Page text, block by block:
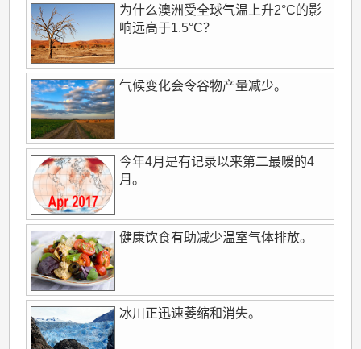
为什么澳洲受全球气温上升2°C的影
响远高于1.5°C？
气候变化会令谷物产量减少。
今年4月是有记录以来第二最暖的4
月。
健康饮食有助减少温室气体排放。
冰川正迅速萎缩和消失。